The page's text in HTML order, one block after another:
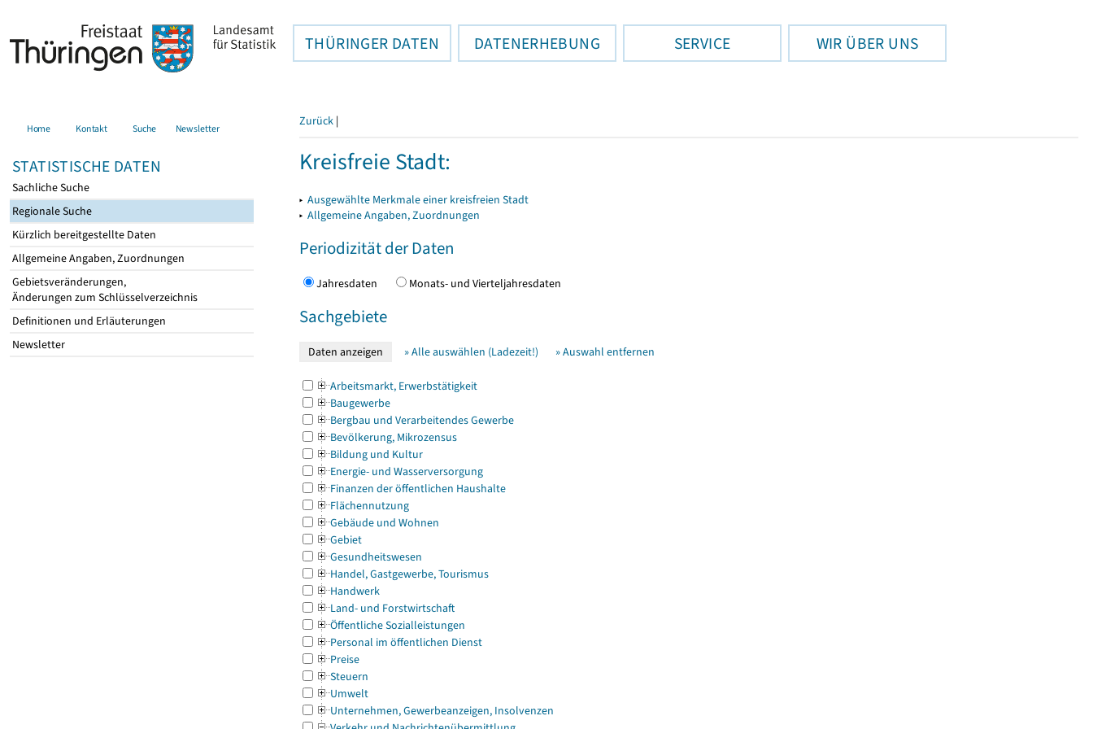
THÜRINGER DATEN DATENERHEBUNG SERVICE WIR ÜBER UNS
Home Kontakt Suche Newsletter
STATISTISCHE DATEN
Sachliche Suche
Regionale Suche
Kürzlich bereitgestellte Daten
Allgemeine Angaben, Zuordnungen
Gebietsveränderungen,
Änderungen zum Schlüsselverzeichnis
Definitionen und Erläuterungen
Newsletter
Zurück |
Kreisfreie Stadt:
▸ Ausgewählte Merkmale einer kreisfreien Stadt
▸ Allgemeine Angaben, Zuordnungen
Periodizität der Daten
Jahresdaten Monats- und Vierteljahresdaten
Sachgebiete
» Alle auswählen (Ladezeit!) » Auswahl entfernen
Arbeitsmarkt, Erwerbstätigkeit
Baugewerbe
Bergbau und Verarbeitendes Gewerbe
Bevölkerung, Mikrozensus
Bildung und Kultur
Energie- und Wasserversorgung
Finanzen der öffentlichen Haushalte
Flächennutzung
Gebäude und Wohnen
Gebiet
Gesundheitswesen
Handel, Gastgewerbe, Tourismus
Handwerk
Land- und Forstwirtschaft
Öffentliche Sozialleistungen
Personal im öffentlichen Dienst
Preise
Steuern
Umwelt
Unternehmen, Gewerbeanzeigen, Insolvenzen